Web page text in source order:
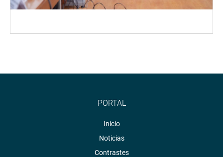
PORTAL
Inicio
Noticias
Contrastes